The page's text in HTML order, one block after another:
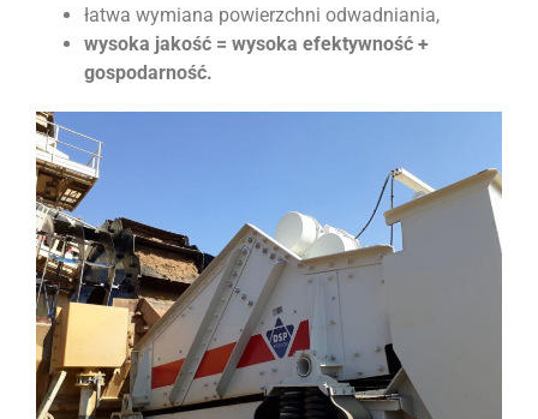
łatwa wymiana powierzchni odwadniania,
wysoka jakość = wysoka efektywność +
gospodarność.